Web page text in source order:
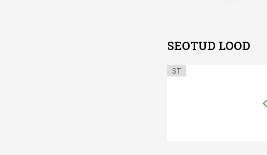
SEOTUD LOOD
ST